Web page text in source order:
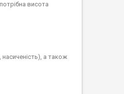
висота
насиченість), а також